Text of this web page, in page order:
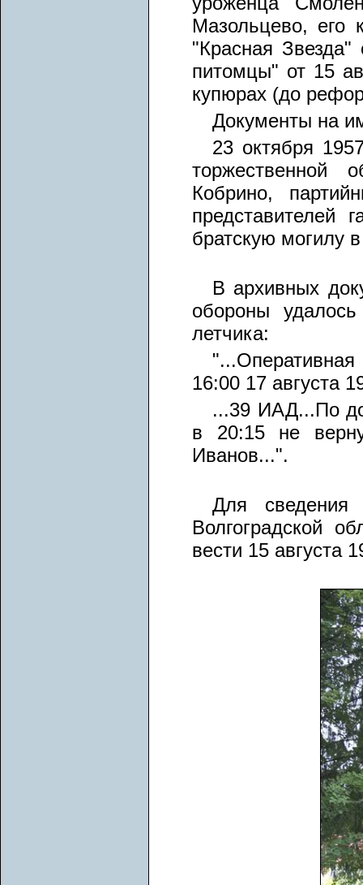
Мазольцево, его
"Красная Звезда"
питомцы" от 15
купюрах (до
Документы на
23 октября
торжественной
Кобрино,
представителей
братскую могилу
В архивных
обороны
летчика:
16:00 17 августа
...39 ИАД...По
в 20:15 не
Иванов...".
Для сведения
Волгоградской
вести 15 августа